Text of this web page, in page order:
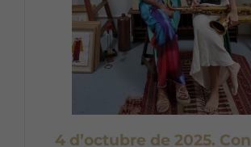
4 d’octubre de 2025.